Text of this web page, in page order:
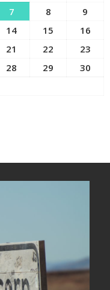
7 8
9
14 15
16
21 22
23
28 29
30